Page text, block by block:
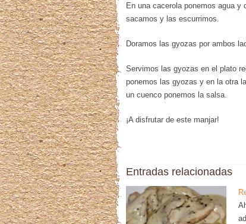
En una cacerola ponemos agua
sacamos y las escurrimos.
Doramos las gyozas por ambos
Servimos las gyozas en el plato
ponemos las gyozas y en la otra
un cuenco ponemos la salsa.
¡A disfrutar de este manjar!
Entradas relacionadas